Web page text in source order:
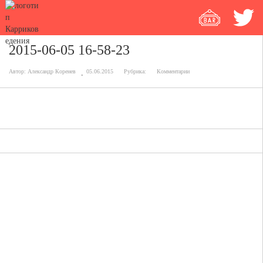
2015-06-05 16-58-23
Автор: Александр Коренев 05.06.2015 Рубрика: Комментарии